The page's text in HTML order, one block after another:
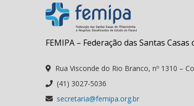
FEMIPA – Federação das Santas
Rua Visconde do Rio Branco, nº 1310 –
(41) 3027-5036
secretaria@femipa.org.br